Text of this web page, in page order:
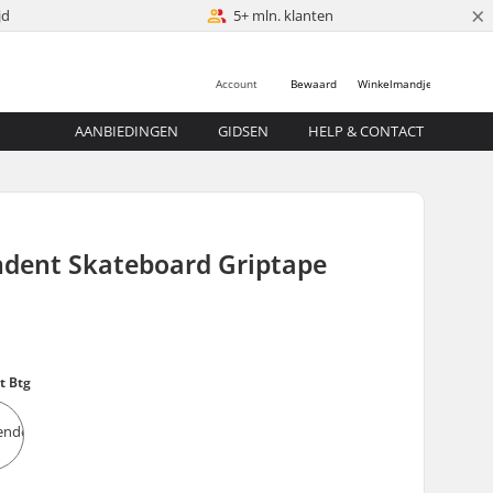
5+ mln. klanten ×
Winkelmandje
Bewaard
Account
AANBIEDINGEN GIDSEN HELP & CONTACT
Skateboard Griptape
Btg